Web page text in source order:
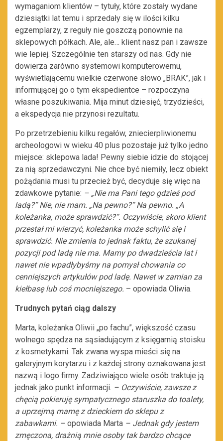
wymaganiom klientów – tytuły, które zostały wydane
dziesiątki lat temu i sprzedały się w ilości kilku
egzemplarzy, z reguły nie goszczą ponownie na
sklepowych półkach. Ale, ale… klient nasz pan i zawsze
wie lepiej. Szczególnie ten starszy od nas. Gdy nie
dowierza zarówno systemowi komputerowemu,
wyświetlającemu wielkie czerwone słowo „BRAK”, jak i
informującej go o tym ekspedientce – rozpoczyna
własne poszukiwania. Mija minut dziesięć, trzydzieści,
a ekspedycja nie przynosi rezultatu.
Po przetrzebieniu kilku regałów, zniecierpliwionemu
archeologowi w wieku 40 plus pozostaje już tylko jedno
miejsce: sklepowa lada! Pewny siebie idzie do stojącej
za nią sprzedawczyni. Nie chce być niemiły, lecz obiekt
pożądania musi tu przecież być, decyduje się więc na
zdawkowe pytanie: – „Nie ma Pani tego gdzieś pod
ladą?” Nie, nie mam. „Na pewno?” Na pewno. „A
koleżanka, może sprawdzić?”. Oczywiście, skoro klient
przestał mi wierzyć, koleżanka może schylić się i
sprawdzić. Nie zmienia to jednak faktu, że szukanej
pozycji pod ladą nie ma. Mamy po dwadzieścia lat i
nawet nie wpadłybyśmy na pomysł chowania co
cenniejszych artykułów pod ladę. Nawet w zamian za
kiełbasę lub coś mocniejszego. – opowiada Oliwia.
Trudnych pytań ciąg dalszy
Marta, koleżanka Oliwii „po fachu”, większość czasu
wolnego spędza na sąsiadującym z księgarnią stoisku
z kosmetykami. Tak zwana wyspa mieści się na
galeryjnym korytarzu i z każdej strony oznakowana jest
nazwą i logo firmy. Zadziwiająco wiele osób traktuje ją
jednak jako punkt informacji. – Oczywiście, zawsze z
chęcią pokieruję sympatycznego staruszka do toalety,
a uprzejmą mamę z dzieckiem do sklepu z
zabawkami. – opowiada Marta – Jednak gdy jestem
zmęczona, drażnią mnie osoby tak bardzo chcące